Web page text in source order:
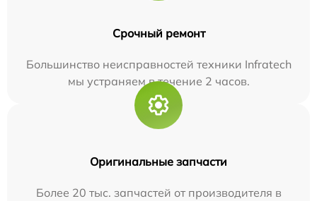
Срочный ремонт
Большинство неисправностей техники Infratech
мы устраняем в течение 2 часов.
Оригинальные запчасти
Более 20 тыс. запчастей от производителя в